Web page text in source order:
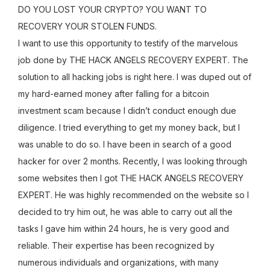
DO YOU LOST YOUR CRYPTO? YOU WANT TO
RECOVERY YOUR STOLEN FUNDS.
I want to use this opportunity to testify of the marvelous
job done by THE HACK ANGELS RECOVERY EXPERT. The
solution to all hacking jobs is right here. I was duped out of
my hard-earned money after falling for a bitcoin
investment scam because I didn’t conduct enough due
diligence. I tried everything to get my money back, but I
was unable to do so. I have been in search of a good
hacker for over 2 months. Recently, I was looking through
some websites then I got THE HACK ANGELS RECOVERY
EXPERT. He was highly recommended on the website so I
decided to try him out, he was able to carry out all the
tasks I gave him within 24 hours, he is very good and
reliable. Their expertise has been recognized by
numerous individuals and organizations, with many